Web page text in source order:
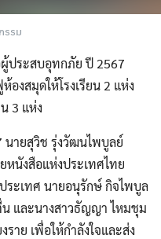
รรม
ประสบอุทกภัย ปี 2567
งสมุดให้โรงเรียน 2 แห่ง
3 แห่ง
นายสุวิช รุ่งวัฒนไพบูลย์
นังสือแห่งประเทศไทย
ะเทศ นายอนุรักษ์ กิจไพบูล
และนางสาวธัญญา ไหมชุม
าย เพื่อให้กำลังใจและส่ง